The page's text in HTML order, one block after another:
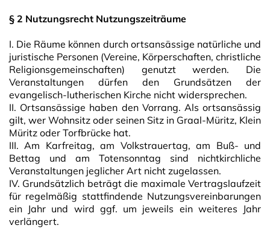
§ 2 Nutzungsrecht Nutzungszeiträume
I. Die Räume können durch ortsansässige natürliche und
juristische Personen (Vereine, Körperschaften, christliche
Religionsgemeinschaften) genutzt werden. Die
Veranstaltungen dürfen den Grundsätzen der
evangelisch-lutherischen Kirche nicht widersprechen.
II. Ortsansässige haben den Vorrang. Als ortsansässig
gilt, wer Wohnsitz oder seinen Sitz in Graal-Müritz, Klein
Müritz oder Torfbrücke hat.
III. Am Karfreitag, am Volkstrauertag, am Buß- und
Bettag und am Totensonntag sind nichtkirchliche
Veranstaltungen jeglicher Art nicht zugelassen.
IV. Grundsätzlich beträgt die maximale Vertragslaufzeit
für regelmäßig stattfindende Nutzungsvereinbarungen
ein Jahr und wird ggf. um jeweils ein weiteres Jahr
verlängert.